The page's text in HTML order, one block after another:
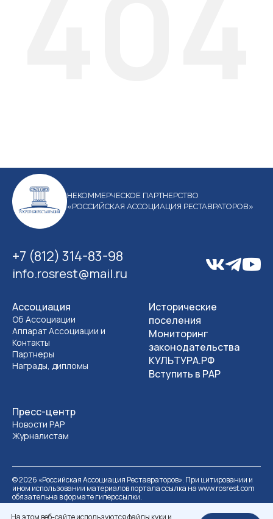
На этом веб-сайте используются файлы куки и
НЕКОММЕРЧЕСКОЕ ПАРТНЕРСТВО
«РОССИЙСКАЯ АССОЦИАЦИЯ РЕСТАВРАТОРОВ»
+7 (812) 314-83-98
info.rosrest@mail.ru
Ассоциация
Об Ассоциации
Аппарат Ассоциации и
Контакты
Партнеры
Награды, дипломы
Пресс-центр
Новости РАР
Журналистам
Исторические
поселения
Мониторинг
законодательства
КУЛЬТУРА.РФ
Вступить в РАР
©2026 «Российская Ассоциация Реставраторов». При цитировании и
ином использовании материалов портала ссылка на www.rosrest.com
обязательна в формате гиперссылки.
Политика обработки персональных данных
Разработка сайта